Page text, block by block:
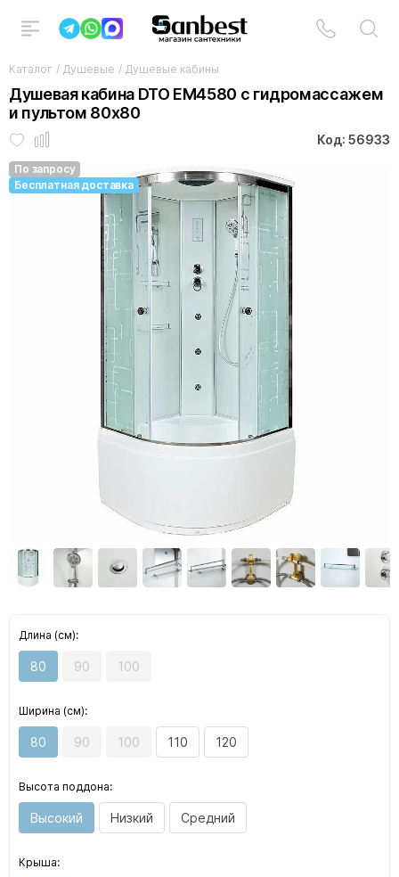
Каталог / Душевые / Душевые кабины
Душевая кабина DTO ЕМ4580 с гидромассажем
и пультом 80х80
Код: 56933
По запросу
Бесплатная доставка
Длина (см):
80 90 100
Ширина (см):
80 90 100 110 120
Высота поддона:
Высокий Низкий Средний
Крыша: